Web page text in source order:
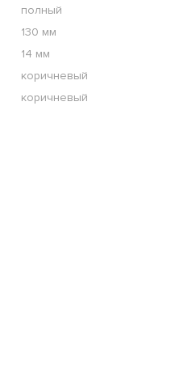
полный
130 мм
14 мм
коричневый
коричневый